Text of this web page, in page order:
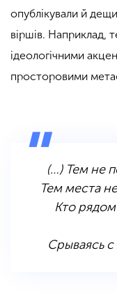
опублікували й
віршів. Наприклад,
ідеологічними
просторовими
(…) Тем не
Тем места
Кто
Срываясь